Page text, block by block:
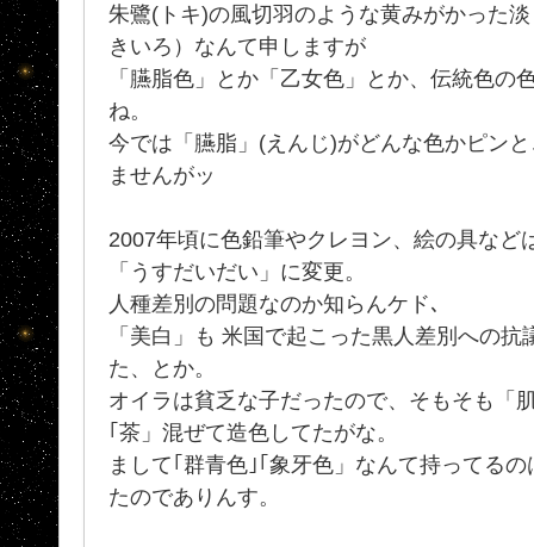
朱鷺(トキ)の風切羽のような黄みがかった
きいろ）なんて申しますが
「臙脂色」とか「乙女色」とか、伝統色の
ね。
今では「臙脂」(えんじ)がどんな色かピン
ませんがッ
2007年頃に色鉛筆やクレヨン、絵の具など
「うすだいだい」に変更。
人種差別の問題なのか知らんケド､
「美白」も 米国で起こった黒人差別への
た、とか。
オイラは貧乏な子だったので、そもそも「
｢茶」混ぜて造色してたがな。
まして｢群青色｣｢象牙色」なんて持ってる
たのでありんす。